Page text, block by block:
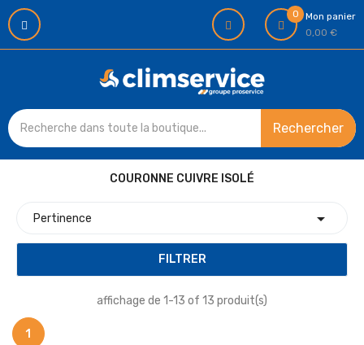
0
Mon panier
0,00 €
Rechercher
COURONNE CUIVRE ISOLÉ
Pertinence 
FILTRER
affichage de 1-13 of 13 produit(s)
1